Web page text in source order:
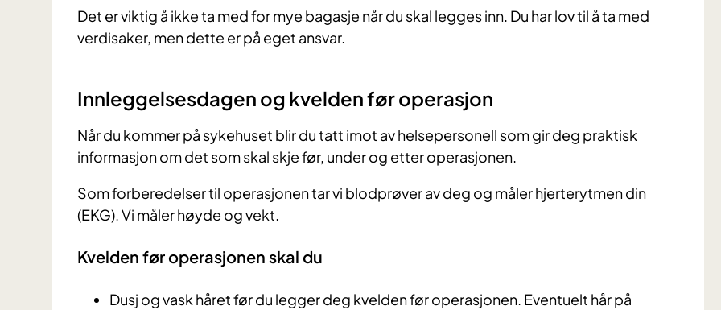
Det er viktig å ikke ta med for mye bagasje når du skal legges inn. Du har lov til å ta med
verdisaker, men dette er på eget ansvar.
Innleggelsesdagen og kvelden før operasjon
Når du kommer på sykehuset blir du tatt imot av helsepersonell som gir deg praktisk
informasjon om det som skal skje før, under og etter operasjonen.
Som forberedelser til operasjonen tar vi blodprøver av deg og måler hjerterytmen din
(EKG). Vi måler høyde og vekt.
Kvelden før operasjonen skal du
Dusj og vask håret før du legger deg kvelden før operasjonen. Eventuelt hår på